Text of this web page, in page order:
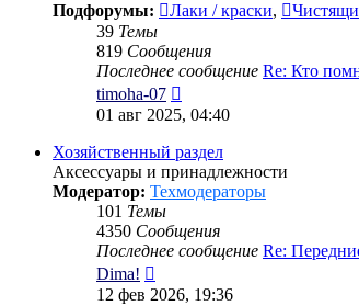
Подфорумы:
Лаки / краски,
39 Темы
819 Сообщения
Последнее сообщение Re: Кто
timoha-07
сообщению
01 авг 2025, 04:40
Хозяйственный раздел
Аксессуары и принадлежности
Модератор: Техмодераторы
101 Темы
4350 Сообщения
Последнее сообщение Re:
Dima!
к
12 фев 2026, 19:36